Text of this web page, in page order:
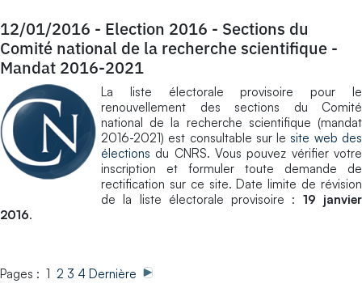
12/01/2016 - Election 2016 - Sections du
Comité national de la recherche scientifique -
Mandat 2016-2021
La liste électorale provisoire pour le
renouvellement des sections du Comité
national de la recherche scientifique (mandat
2016-2021) est consultable sur le site web des
élections du CNRS. Vous pouvez vérifier votre
inscription et formuler toute demande de
rectification sur ce site. Date limite de révision
de la liste électorale provisoire : 19 janvier
2016.
Pages : 1 2 3 4 Dernière